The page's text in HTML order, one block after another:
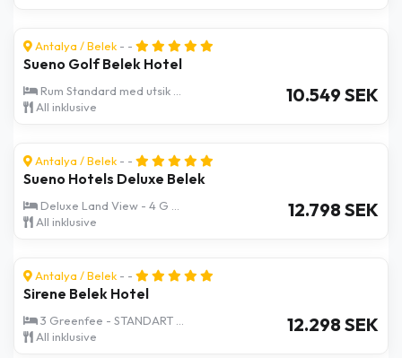
Antalya /Belek - -
Sueno Golf Belek Hotel
Rum Standard med utsik ...
All inklusive
10.549 SEK
Antalya /Belek - -
Sueno Hotels Deluxe Belek
Deluxe Land View - 4 G ...
All inklusive
12.798 SEK
Antalya /Belek - -
Sirene Belek Hotel
3 Greenfee - STANDART ...
All inklusive
12.298 SEK